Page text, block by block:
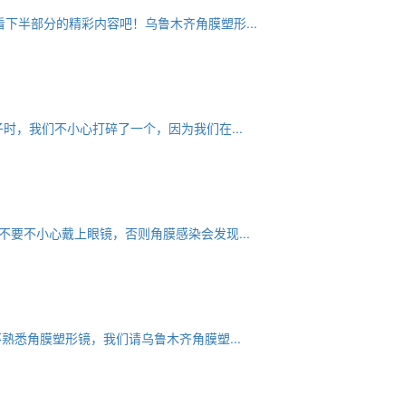
半部分的精彩内容吧！乌鲁木齐角膜塑形...
，我们不小心打碎了一个，因为我们在...
要不小心戴上眼镜，否则角膜感染会发现...
悉角膜塑形镜，我们请乌鲁木齐角膜塑...